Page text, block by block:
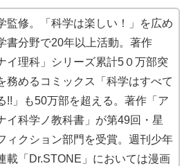
監修。「科学は楽しい！」を広め
書分野で20年以上活動。著作
イ理科」シリーズ累計5０万部突
務めるコミックス「科学はすべて
!!」も50万部を超える。著作「ア
イ科学ノ教科書」が第49回・星
ィクション部門を受賞。週刊少年
載「Dr.STONE」においては漫画